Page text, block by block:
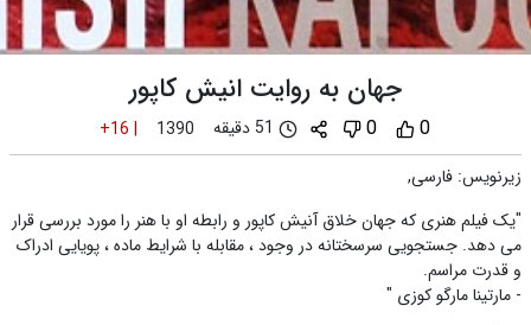
جهان به روایت انیش کاپور
0
0 51 دقیقه 1390
+16 |
زیرنویس: فارسی,
"یک فیلم هنری که جهان خلاق آنیش کاپور و رابطه او با هنر را مورد بررسی قرار
می دهد. جستجویی سرسختانه در وجود ، مقابله با شرایط ماده ، پویایی ادراک
و قدرت مراسم.
- مارتینا مارگو کوزی "